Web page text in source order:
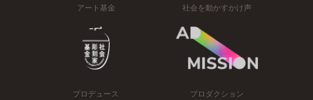
アート基金 社会を動かすかけ声
プロデュース プロダクション